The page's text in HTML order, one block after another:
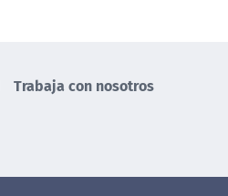
Trabaja con nosotros